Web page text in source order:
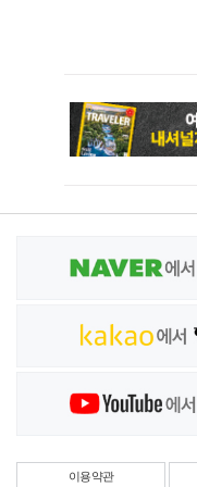
이용약관